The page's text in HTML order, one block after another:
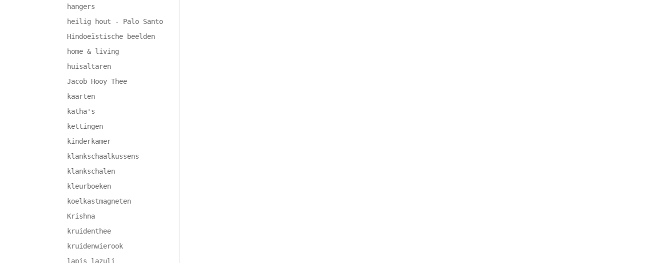
hangers
heilig hout - Palo Santo
Hindoeïstische beelden
home & living
huisaltaren
Jacob Hooy Thee
kaarten
katha's
kettingen
kinderkamer
klankschaalkussens
klankschalen
kleurboeken
koelkastmagneten
Krishna
kruidenthee
kruidenwierook
lapis lazuli